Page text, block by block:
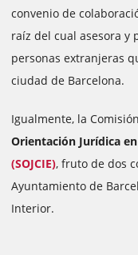
convenio de
raíz del cual asesora y
personas extranjeras
ciudad de Barcelona.
Igualmente, la
Orientación Jurídica
(SOJCIE), fruto de dos
Ayuntamiento de
Interior.